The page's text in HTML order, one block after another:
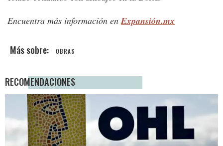
Encuentra más información enExpansión.mx
OBRAS
RECOMENDACIONES